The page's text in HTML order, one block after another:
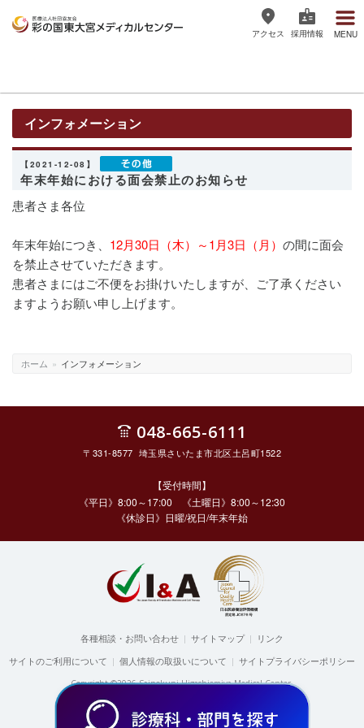
メディカルセンター
アクセス 採用情報 MENU
インフォメーション
【2021-12-08】
年末年始における面会禁止のお知らせ
患者さま各位
年末年始につき、 12月30日（木）～1月3日（月） の間に面会
を禁止させていただきます。
患者さまにはご不便をお掛けいたしますが、ご了承ください
ますようお願い申し上げます。
ホーム » インフォメーション
048-665-6111
〒331-8577 埼玉県さいたま市北区土呂町1522
【受付時間】
《平日》8:00～17:00 《土曜日》8:00～12:30
《休診日》日曜/祝日/年末年始
各種相談・お問い合わせ | サイトマップ| リンク
サイトのご利用について | 個人情報の取扱いについて | サイトプライバシーポリシー
Copyright ©2026 Sainokuni Higashiomiya Medical Center.